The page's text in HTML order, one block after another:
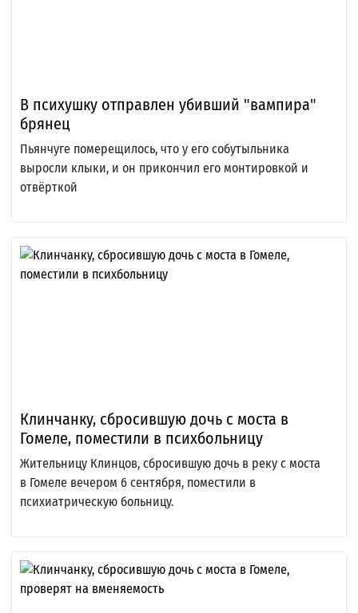
В психушку отправлен убивший "вампира"
брянец
Пьянчуге померещилось, что у его собутыльника
выросли клыки, и он прикончил его монтировкой и
отвёрткой
Клинчанку, сбросившую дочь с моста в
Гомеле, поместили в психбольницу
Жительницу Клинцов, сбросившую дочь в реку с моста
в Гомеле вечером 6 сентября, поместили в
психиатрическую больницу.